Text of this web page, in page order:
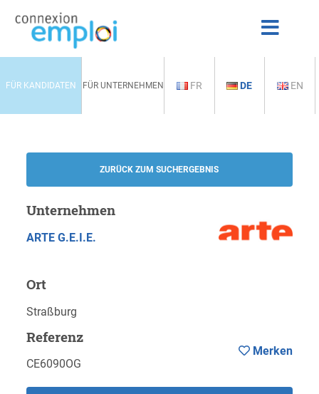
FÜR KANDIDATEN FÜR UNTERNEHMEN FR DE EN
ZURÜCK ZUM SUCHERGEBNIS
Unternehmen
ARTE G.E.I.E.
Ort
Straßburg
Referenz
CE6090OG
Merken